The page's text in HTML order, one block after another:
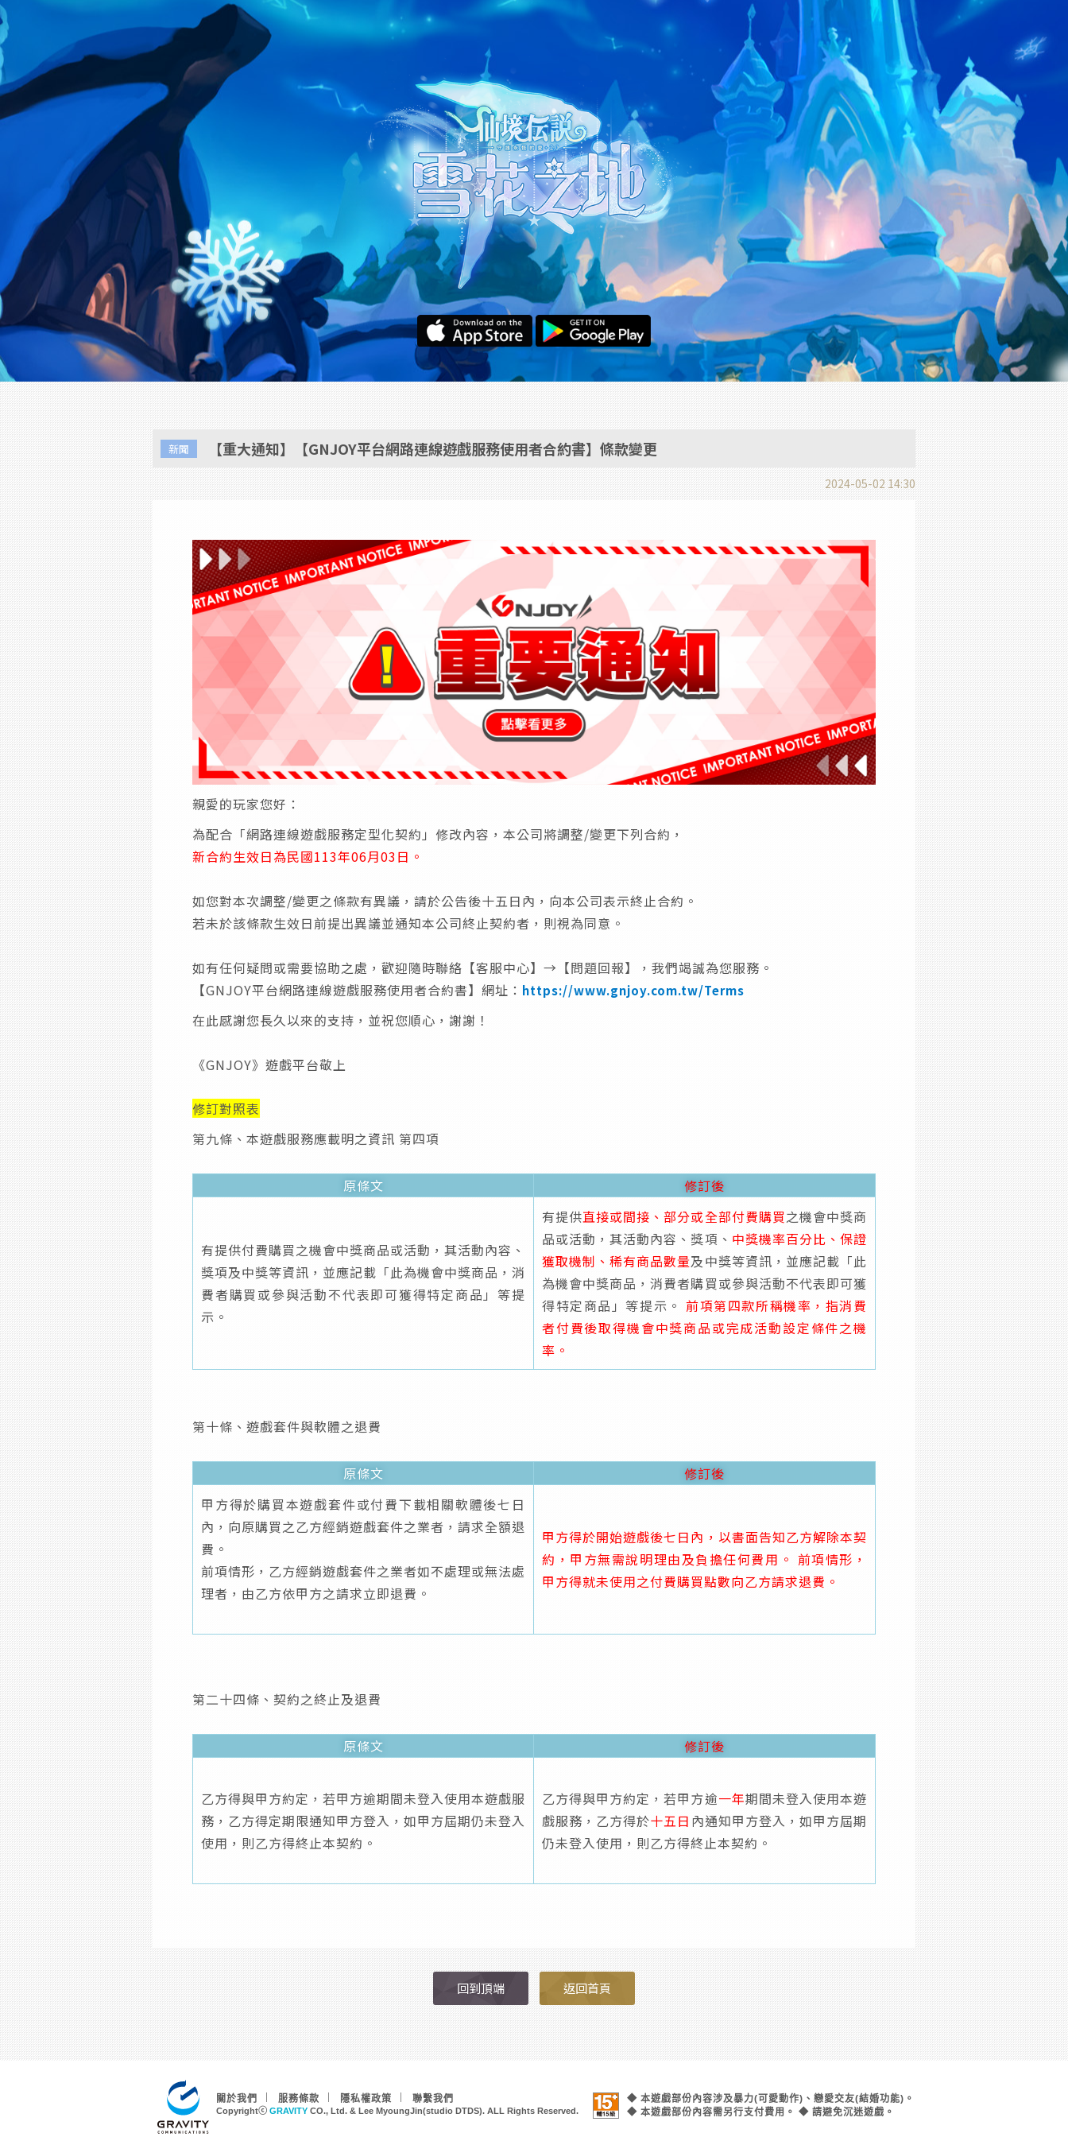
新聞 【重大通知】【GNJOY平台網路連線遊戲服務使用者合約書】條款變更
2024-05-02 14:30
親愛的玩家您好：
為配合「網路連線遊戲服務定型化契約」修改內容，本公司將調整/變更下列合約，
新合約生效日為民國113年06月03日。
如您對本次調整/變更之條款有異議，請於公告後十五日內，向本公司表示終止合約。
若未於該條款生效日前提出異議並通知本公司終止契約者，則視為同意。
如有任何疑問或需要協助之處，歡迎隨時聯絡【客服中心】→【問題回報】，我們竭誠為您服務。
【GNJOY平台網路連線遊戲服務使用者合約書】網址： https://www.gnjoy.com.tw/Terms
在此感謝您長久以來的支持，並祝您順心，謝謝！
《GNJOY》遊戲平台敬上
修訂對照表
第九條、本遊戲服務應載明之資訊 第四項
原條文 修訂後
有提供付費購買之機會中獎商品或活動，其活動內容、
獎項及中獎等資訊，並應記載「此為機會中獎商品，消
費者購買或參與活動不代表即可獲得特定商品」等提
示。
有提供直接或間接、部分或全部付費購買之機會中獎商
品或活動，其活動內容、獎項、 中獎機率百分比、保證
獲取機制、稀有商品數量及中獎等資訊，並應記載「此
為機會中獎商品，消費者購買或參與活動不代表即可獲
得特定商品」等提示。前項第四款所稱機率，指消費
者付費後取得機會中獎商品或完成活動設定條件之機
率。
第十條、遊戲套件與軟體之退費
原條文
修訂後
甲方得於購買本遊戲套件或付費下載相關軟體後七日
內，向原購買之乙方經銷遊戲套件之業者，請求全額退
費。
前項情形，乙方經銷遊戲套件之業者如不處理或無法處
理者，由乙方依甲方之請求立即退費。
甲方得於開始遊戲後七日內，以書面告知乙方解除本契
約，甲方無需說明理由及負擔任何費用。 前項情形，
甲方得就未使用之付費購買點數向乙方請求退費。
第二十四條、契約之終止及退費
原條文 修訂後
乙方得與甲方約定，若甲方逾期間未登入使用本遊戲服
務，乙方得定期限通知甲方登入，如甲方屆期仍未登入
使用，則乙方得終止本契約。
乙方得與甲方約定，若甲方逾一年期間未登入使用本遊
戲服務，乙方得於十五日 內通知甲方登入，如甲方屆期
仍未登入使用，則乙方得終止本契約。
回到頂端 返回首頁